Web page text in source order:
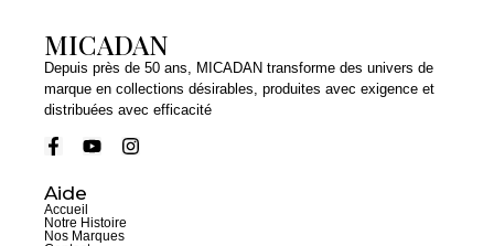
MICADAN
Depuis près de 50 ans, MICADAN transforme des univers de
marque en collections désirables, produites avec exigence et
distribuées avec efficacité
Aide
Accueil
Notre Histoire
Nos Marques